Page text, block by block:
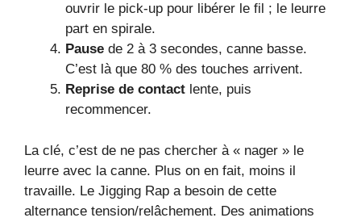
ouvrir le pick-up pour libérer le fil ; le leurre
part en spirale.
Pause de 2 à 3 secondes, canne basse.
C’est là que 80 % des touches arrivent.
Reprise de contact lente, puis
recommencer.
La clé, c’est de ne pas chercher à « nager » le
leurre avec la canne. Plus on en fait, moins il
travaille. Le Jigging Rap a besoin de cette
alternance tension/relâchement. Des animations